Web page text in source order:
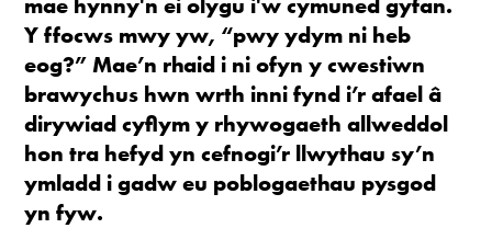
Y ffocws mwy yw, “pwy ydym ni heb
eog?” Mae’n rhaid i ni ofyn y cwestiwn
brawychus hwn wrth inni fynd i’r afael â
dirywiad cyflym y rhywogaeth allweddol
hon tra hefyd yn cefnogi’r llwythau sy’n
ymladd i gadw eu poblogaethau pysgod
yn fyw.